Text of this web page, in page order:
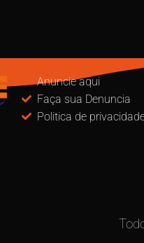
Anuncie aqui
Faça sua Denuncia
Politica de